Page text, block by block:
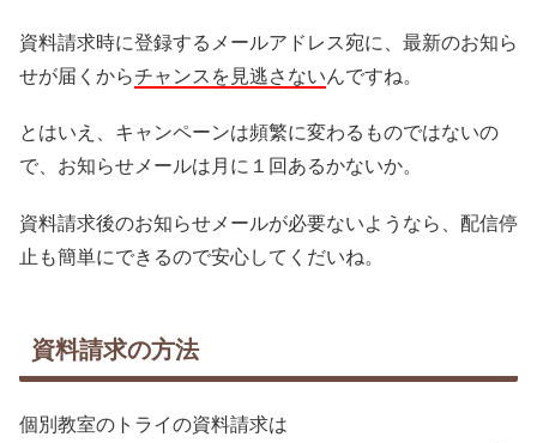
資料請求時に登録するメールアドレス宛に、最新のお知ら
せが届くからチャンスを見逃さないんですね。
とはいえ、キャンペーンは頻繁に変わるものではないの
で、お知らせメールは月に１回あるかないか。
資料請求後のお知らせメールが必要ないようなら、配信停
止も簡単にできるので安心してくだいね。
資料請求の方法
個別教室のトライの資料請求は